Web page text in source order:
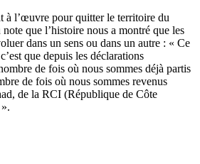
à l’œuvre pour quitter le territoire du
que l’histoire nous a montré que les
dans un sens ou dans un autre : « Ce
que depuis les déclarations
de fois où nous sommes déjà partis
de fois où nous sommes revenus
de la RCI (République de Côte